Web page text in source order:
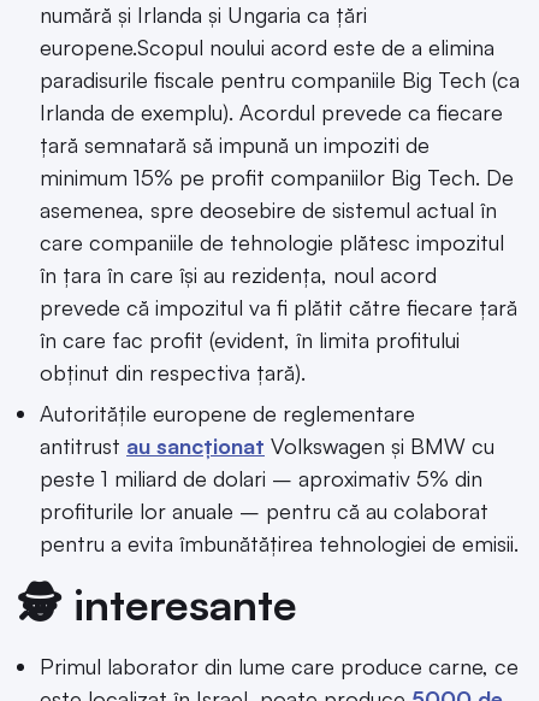
numără și Irlanda și Ungaria ca țări
europene.Scopul noului acord este de a elimina
paradisurile fiscale pentru companiile Big Tech (ca
Irlanda de exemplu). Acordul prevede ca fiecare
țară semnatară să impună un impoziti de
minimum 15% pe profit companiilor Big Tech. De
asemenea, spre deosebire de sistemul actual în
care companiile de tehnologie plătesc impozitul
în țara în care își au rezidența, noul acord
prevede că impozitul va fi plătit către fiecare țară
în care fac profit (evident, în limita profitului
obținut din respectiva țară).
Autoritățile europene de reglementare
antitrust au sancționat Volkswagen și BMW cu
peste 1 miliard de dolari – aproximativ 5% din
profiturile lor anuale – pentru că au colaborat
pentru a evita îmbunătățirea tehnologiei de emisii.
🕵️ interesante
Primul laborator din lume care produce carne, ce